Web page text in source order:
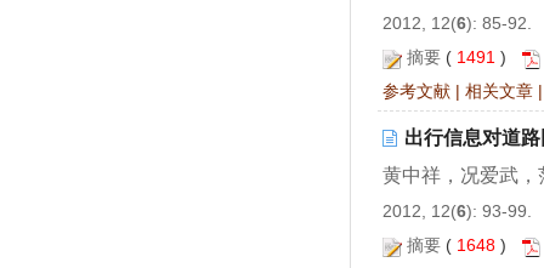
2012, 12(6): 85-92.
摘要 ( 1491)
参考文献 |相关文章
出行信息对道
黄中祥，况爱武
2012, 12(6): 93-99.
摘要 ( 1648)